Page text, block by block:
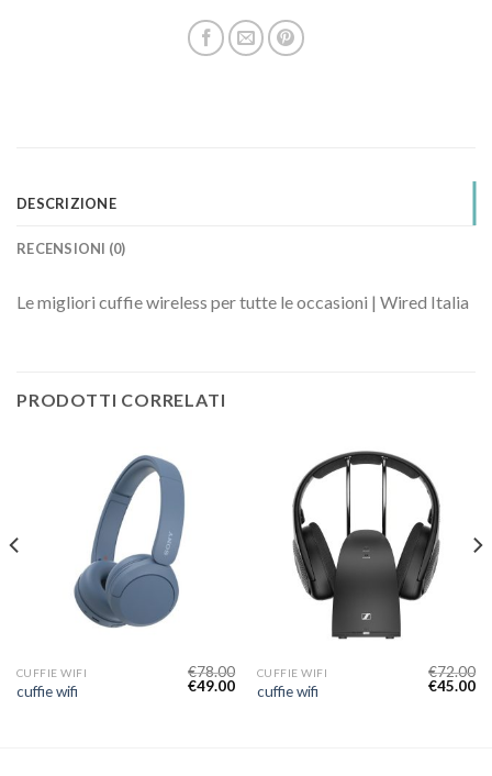
DESCRIZIONE
RECENSIONI (0)
Le migliori cuffie wireless per tutte le occasioni | Wired Italia
PRODOTTI CORRELATI
CUFFIE WIFI
cuffie wifi
€78.00
€49.00
CUFFIE WIFI
cuffie wifi
€72.00
€45.00